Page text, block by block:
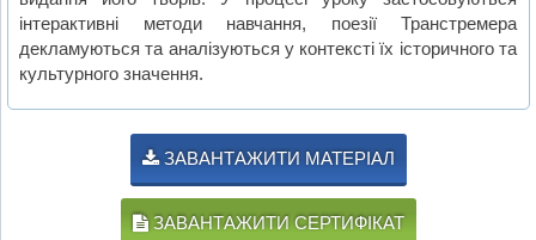
інтерактивні методи навчання, поезії Транстремера
декламуються та аналізуються у контексті їх історичного та
культурного значення.
ЗАВАНТАЖИТИ МАТЕРІАЛ
ЗАВАНТАЖИТИ СЕРТИФІКАТ